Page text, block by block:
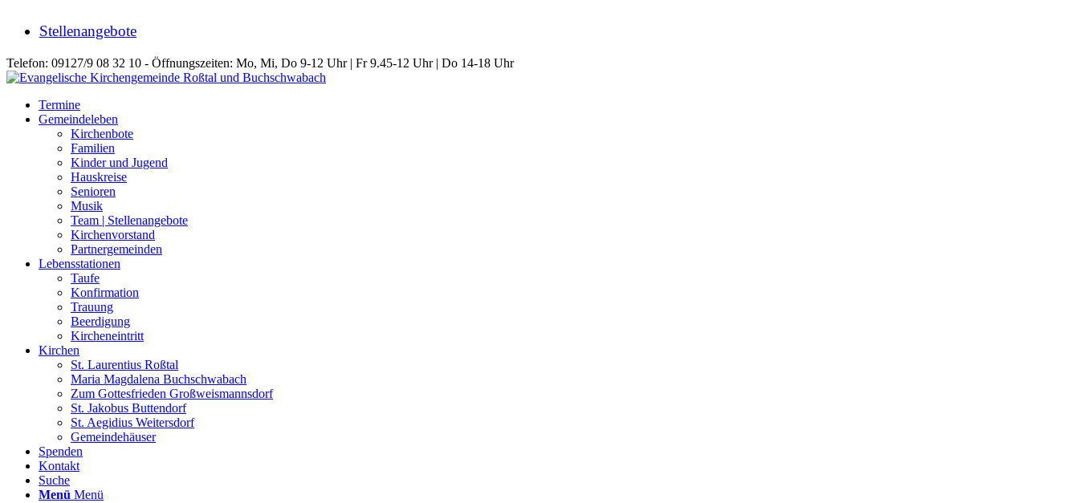
Stellenangebote
Telefon: 09127/9 08 32 10 - Öffnungszeiten: Mo, Mi, Do 9-12 Uhr | Fr 9.45-12 Uhr | Do 14-18 Uhr
Termine
Gemeindeleben
Kirchenbote
Familien
Kinder und Jugend
Hauskreise
Senioren
Musik
Team | Stellenangebote
Kirchenvorstand
Partnergemeinden
Lebensstationen
Taufe
Konfirmation
Trauung
Beerdigung
Kircheneintritt
Kirchen
St. Laurentius Roßtal
Maria Magdalena Buchschwabach
Zum Gottesfrieden Großweismannsdorf
St. Jakobus Buttendorf
St. Aegidius Weitersdorf
Gemeindehäuser
Spenden
Kontakt
Suche
Menü Menü